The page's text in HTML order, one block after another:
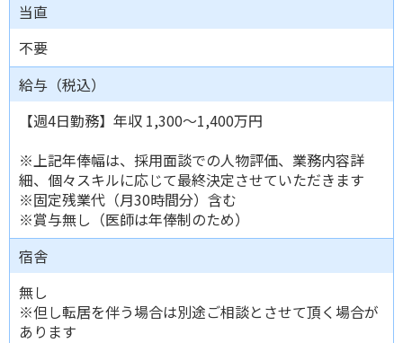
当直
不要
給与（税込）
【週4日勤務】年収 1,300～1,400万円
※上記年俸幅は、採用面談での人物評価、業務内容詳
細、個々スキルに応じて最終決定させていただきます
※固定残業代（月30時間分）含む
※賞与無し（医師は年俸制のため）
宿舎
無し
※但し転居を伴う場合は別途ご相談とさせて頂く場合が
あります